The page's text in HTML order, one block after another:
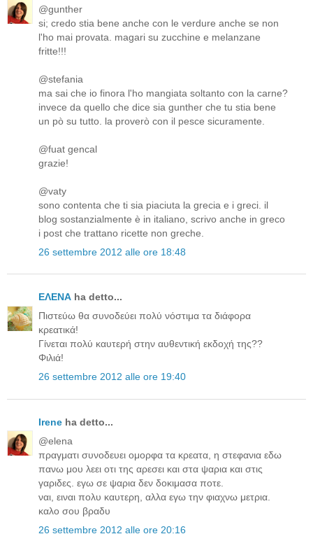
@gunther
si; credo stia bene anche con le verdure anche se non
l'ho mai provata. magari su zucchine e melanzane
fritte!!!
@stefania
ma sai che io finora l'ho mangiata soltanto con la carne?
invece da quello che dice sia gunther che tu stia bene
un pò su tutto. la proverò con il pesce sicuramente.
@fuat gencal
grazie!
@vaty
sono contenta che ti sia piaciuta la grecia e i greci. il
blog sostanzialmente è in italiano, scrivo anche in greco
i post che trattano ricette non greche.
26 settembre 2012 alle ore 18:48
ΕΛΕΝΑ ha detto...
Πιστεύω θα συνοδεύει πολύ νόστιμα τα διάφορα
κρεατικά!
Γίνεται πολύ καυτερή στην αυθεντική εκδοχή της??
Φιλιά!
26 settembre 2012 alle ore 19:40
Irene ha detto...
@elena
πραγματι συνοδευει ομορφα τα κρεατα, η στεφανια εδω
πανω μου λεει οτι της αρεσει και στα ψαρια και στις
γαριδες. εγω σε ψαρια δεν δοκιμασα ποτε.
ναι, ειναι πολυ καυτερη, αλλα εγω την φιαχνω μετρια.
καλο σου βραδυ
26 settembre 2012 alle ore 20:16